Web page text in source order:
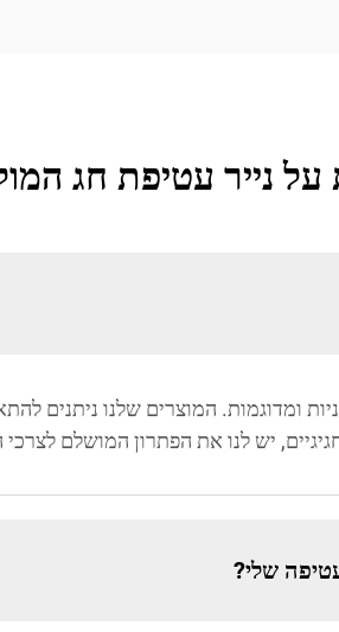
נייר עטיפת חג
ומדוגמות. המוצרים שלנו ניתנים
יש לנו את הפתרון המושלם
שלי?